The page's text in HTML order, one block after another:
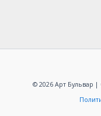
© 2026 Арт Бульвар |